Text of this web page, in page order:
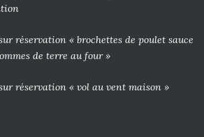
réservation « brochettes de poulet sauce
de terre au four »
réservation « vol au vent maison »